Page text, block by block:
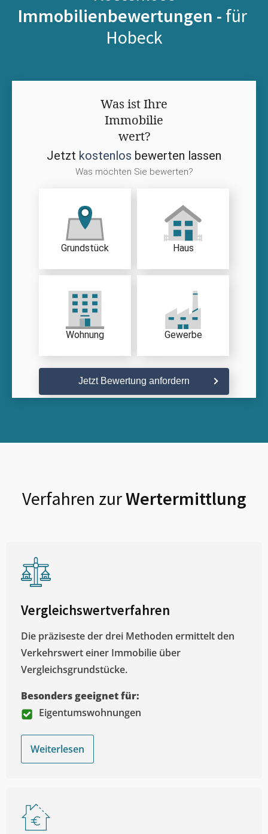
Immobilienbewertungen - für
Hobeck
Was ist Ihre
Immobilie
wert?
Jetzt kostenlos bewerten lassen
Was möchten Sie bewerten?
Grundstück Haus
Wohnung Gewerbe
Jetzt Bewertung anfordern
Verfahren zurWertermittlung
Vergleichswertverfahren
Die präziseste der drei Methoden ermittelt den
Verkehrswert einer Immobilie über
Vergleichsgrundstücke.
Besonders geeignet für:
Eigentumswohnungen
Weiterlesen